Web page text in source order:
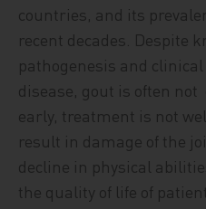
countries, and its
recent decades. Despite
pathogenesis and
disease, gout is often
early, treatment is not
result in damage of the
decline in physical
the quality of life of